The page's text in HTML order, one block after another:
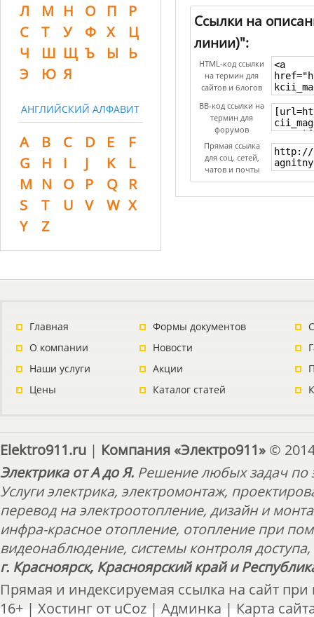
Л
М Н О П
Р
С
Т У Ф Х
Ц
Ч
Ш Щ Ъ Ы
Ь
Э
Ю Я
АНГЛИЙСКИЙ АЛФАВИТ
A B C D E
F
G
H I J K
L
M N O P Q
R
S
T U V W X
Y
Z
Ссылки на
линии)":
HTML-код ссылки
на термин для
сайтов и блогов
BB-код ссылки на
термин для
форумов
Прямая ссылка
для соц. сетей,
чатов и почты
Главная
О компании
Наши услуги
Цены
Формы документов
Новости
Акции
Каталог статей
Elektro911.ru | Компания «Электро911» ©
Электрика от А до Я. Решение любых задач по
Услуги электрика, электромонтаж,
перевод на электроотопление, дизайн и
инфра-красное отопление, отопление при
видеонаблюдение, системы контроля
г. Красноярск, Красноярский край и
Прямая и индексируемая ссылка на сайт
16+ | Хостинг от uCoz | Админка | Карта